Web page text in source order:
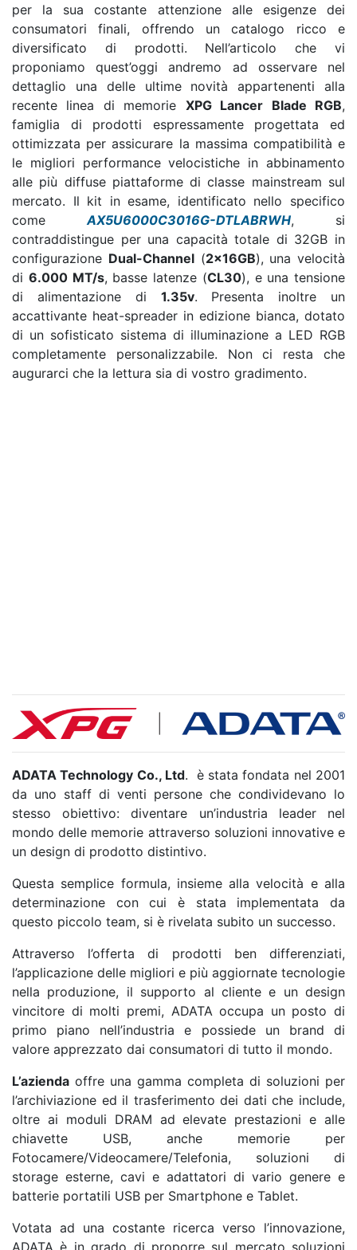
per la sua costante attenzione alle esigenze dei
consumatori finali, offrendo un catalogo ricco e
diversificato di prodotti. Nell’articolo che vi
proponiamo quest’oggi andremo ad osservare nel
dettaglio una delle ultime novità appartenenti alla
recente linea di memorie XPG Lancer Blade RGB,
famiglia di prodotti espressamente progettata ed
ottimizzata per assicurare la massima compatibilità e
le migliori performance velocistiche in abbinamento
alle più diffuse piattaforme di classe mainstream sul
mercato. Il kit in esame, identificato nello specifico
come AX5U6000C3016G-DTLABRWH, si
contraddistingue per una capacità totale di 32GB in
configurazione Dual-Channel(2x16GB), una velocità
di 6.000 MT/s, basse latenze (CL30), e una tensione
di alimentazione di 1.35v. Presenta inoltre un
accattivante heat-spreader in edizione bianca, dotato
di un sofisticato sistema di illuminazione a LED RGB
completamente personalizzabile. Non ci resta che
augurarci che la lettura sia di vostro gradimento.
ADATA Technology Co., Ltd. è stata fondata nel 2001
da uno staff di venti persone che condividevano lo
stesso obiettivo: diventare un’industria leader nel
mondo delle memorie attraverso soluzioni innovative e
un design di prodotto distintivo.
Questa semplice formula, insieme alla velocità e alla
determinazione con cui è stata implementata da
questo piccolo team, si è rivelata subito un successo.
Attraverso l’offerta di prodotti ben differenziati,
l’applicazione delle migliori e più aggiornate tecnologie
nella produzione, il supporto al cliente e un design
vincitore di molti premi, ADATA occupa un posto di
primo piano nell’industria e possiede un brand di
valore apprezzato dai consumatori di tutto il mondo.
L’azienda offre una gamma completa di soluzioni per
l’archiviazione ed il trasferimento dei dati che include,
oltre ai moduli DRAM ad elevate prestazioni e alle
chiavette USB, anche memorie per
Fotocamere/Videocamere/Telefonia, soluzioni di
storage esterne, cavi e adattatori di vario genere e
batterie portatili USB per Smartphone e Tablet.
Votata ad una costante ricerca verso l’innovazione,
ADATA è in grado di proporre sul mercato soluzioni